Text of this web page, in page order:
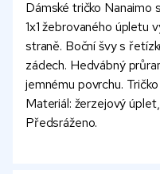
Dámské tričko Nanaimo
1x1 žebrovaného úpletu
straně. Boční švy s
zádech. Hedvábný
jemnému povrchu.
Materiál: žerzejový
Předsráženo.